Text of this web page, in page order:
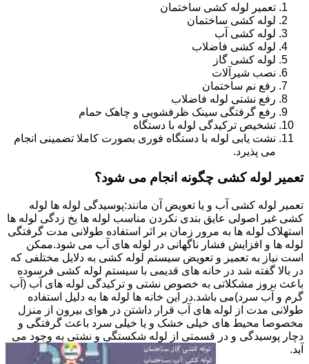
تعمیر لوله کشی ساختمان
لوله کشی ساختمان
لوله کشی آب
لوله کشی فاضلاب
لوله کشی گاز
نصب شیرآلات
رفع نم ساختمان
رفع نشتی لوله فاضلاب
رفع گرفتگی سینک ظرفشویی و چاهک حمام
تشخیص ترکیدگی لوله با دستگاه
نشت یابی لوله با دستگاه فوری بصورت کاملا تضمینی انجام
می پذیرد.
تعمیر لوله کشی چگونه انجام می شود؟
تعمیر لوله کشی آب و یا تعویض آن مانند:پوسیدگی لوله ها لوله
کشی غیر اصولی عایق بندی نکردن مناسب لوله ها یخ زدگی لوله ها
استهلاک لوله ها به مرور زمان بر اثر استفاده طولانی مدت گرفتگی
لوله ها و افزایش فشار ناگهانی در لوله های آب می شود.ممکن
است نیاز به تعمیر و تعویض سیستم لوله کشی به دلایل مختلفی که
در بالا گفته شد در خانه های قدیمی با سیستم لوله کشی فرسوده
باعث بروز مشکلاتی به خصوص نشتی و ترکیدگی لوله های آب (آب
گرم و آب سرد)می باشد.در این خانه ها لوله ها به دلیل استفاده
طولانی مدت از لوله های آب قرار داشتن در هوای بیرون از منزل
مخصوصا محیط های خیلی خشک و یا خیلی سرد باعث گرفتگی و
دچار پوسیدگی و در قسمتی از لوله شکستگی و نشتی به وجود می
آید.